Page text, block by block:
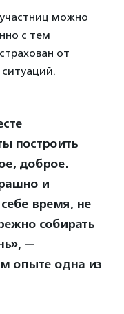
можно
с тем
от
построить
доброе.
и
время, не
собирать
—
опыте одна из